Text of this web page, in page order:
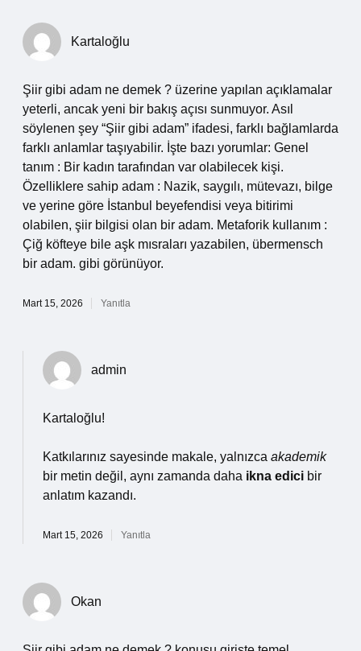
Kartaloğlu
Şiir gibi adam ne demek ? üzerine yapılan açıklamalar
yeterli, ancak yeni bir bakış açısı sunmuyor. Asıl
söylenen şey “Şiir gibi adam” ifadesi, farklı bağlamlarda
farklı anlamlar taşıyabilir. İşte bazı yorumlar: Genel
tanım : Bir kadın tarafından var olabilecek kişi.
Özelliklere sahip adam : Nazik, saygılı, mütevazı, bilge
ve yerine göre İstanbul beyefendisi veya bitirimi
olabilen, şiir bilgisi olan bir adam. Metaforik kullanım :
Çiğ köfteye bile aşk mısraları yazabilen, übermensch
bir adam. gibi görünüyor.
Mart 15, 2026 Yanıtla
admin
Kartaloğlu!
Katkılarınız sayesinde makale, yalnızca akademik
bir metin değil, aynı zamanda daha ikna edici bir
anlatım kazandı.
Mart 15, 2026 Yanıtla
Okan